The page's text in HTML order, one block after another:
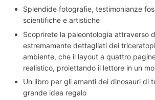
Splendide fotografie, testimonianze
scientifiche e artistiche
Scoprirete la paleontologia attraverso
estremamente dettagliati dei
ambiente, che il layout a quattro
realistico, proiettando il lettore in un
Un libro per gli amanti dei dinosauri di
grande idea regalo